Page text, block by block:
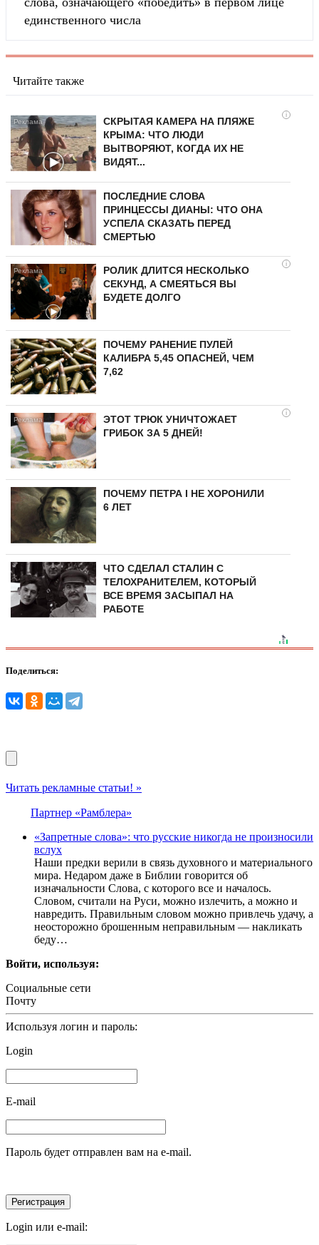
единственного числа
Читайте также
i
СКРЫТАЯ КАМЕРА НА ПЛЯЖЕ
КРЫМА: ЧТО ЛЮДИ
ВЫТВОРЯЮТ, КОГДА ИХ НЕ
ВИДЯТ...
ПОСЛЕДНИЕ СЛОВА
ПРИНЦЕССЫ ДИАНЫ: ЧТО ОНА
УСПЕЛА СКАЗАТЬ ПЕРЕД
СМЕРТЬЮ
i
РОЛИК ДЛИТСЯ НЕСКОЛЬКО
СЕКУНД, А СМЕЯТЬСЯ ВЫ
БУДЕТЕ ДОЛГО
ПОЧЕМУ РАНЕНИЕ ПУЛЕЙ
КАЛИБРА 5,45 ОПАСНЕЙ, ЧЕМ
7,62
i
ЭТОТ ТРЮК УНИЧТОЖАЕТ
ГРИБОК ЗА 5 ДНЕЙ!
ПОЧЕМУ ПЕТРА I НЕ ХОРОНИЛИ
6 ЛЕТ
ЧТО СДЕЛАЛ СТАЛИН С
ТЕЛОХРАНИТЕЛЕМ, КОТОРЫЙ
ВСЕ ВРЕМЯ ЗАСЫПАЛ НА
РАБОТЕ
Поделиться:
Читать рекламные статьи! »
Партнер «Рамблера»
«Запретные слова»: что русские никогда не произносили
вслух
Наши предки верили в связь духовного и материального
мира. Недаром даже в Библии говорится об
изначальности Слова, с которого все и началось.
Словом, считали на Руси, можно излечить, а можно и
навредить. Правильным словом можно привлечь удачу, а
неосторожно брошенным неправильным — накликать
беду…
Войти, используя:
Социальные сети
Почту
Используя логин и пароль:
Login
E-mail
Пароль будет отправлен вам на e-mail.
Login или e-mail: